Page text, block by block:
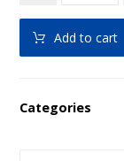
Add to cart
Categories